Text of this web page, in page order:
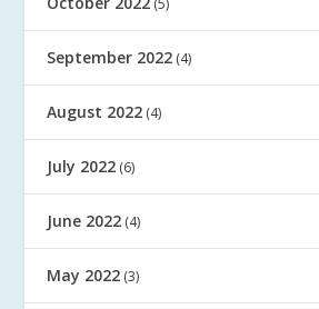
September 2022 (4)
August 2022 (4)
July 2022 (6)
June 2022 (4)
May 2022 (3)